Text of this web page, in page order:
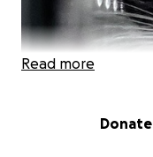
Read more
Donate